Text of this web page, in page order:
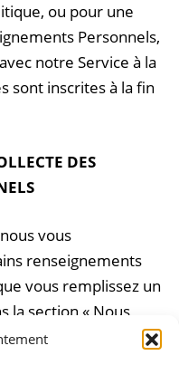
ou pour une
Personnels,
notre Service à la
sont inscrites à la fin
DES
vous
renseignements
vous remplissez un
la section « Nous